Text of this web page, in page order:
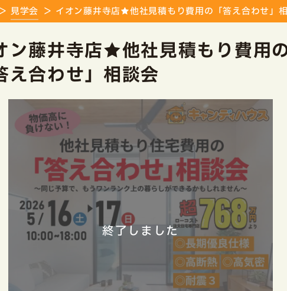
見学会 イオン藤井寺店★他社見積もり費用の「答え合わせ」
ン藤井寺店★他社見積もり費用
え合わせ」相談会
終了しました